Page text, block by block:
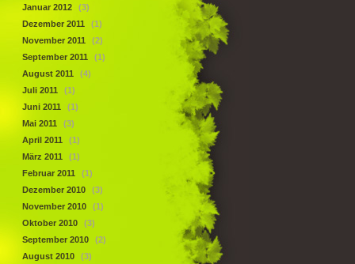
Januar 2012
(3)
Dezember 2011
(1)
November 2011
(2)
September 2011
(1)
August 2011
(4)
Juli 2011
(1)
Juni 2011
(1)
Mai 2011
(3)
April 2011
(1)
März 2011
(1)
Februar 2011
(1)
Dezember 2010
(3)
November 2010
(1)
Oktober 2010
(3)
September 2010
(2)
August 2010
(3)